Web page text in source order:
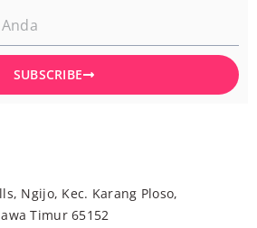
SUBSCRIBE
Ngijo, Kec. Karang Ploso,
Timur 65152